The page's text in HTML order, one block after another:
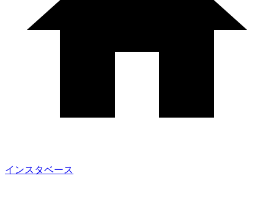
インスタベース